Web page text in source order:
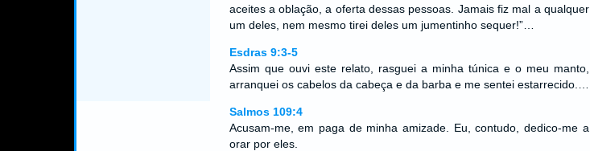
aceites a oblação, a oferta dessas pessoas. Jamais fiz mal a qualquer
um deles, nem mesmo tirei deles um jumentinho sequer!”…
Esdras 9:3-5
Assim que ouvi este relato, rasguei a minha túnica e o meu manto,
arranquei os cabelos da cabeça e da barba e me sentei estarrecido.…
Salmos 109:4
Acusam-me, em paga de minha amizade. Eu, contudo, dedico-me a
orar por eles.